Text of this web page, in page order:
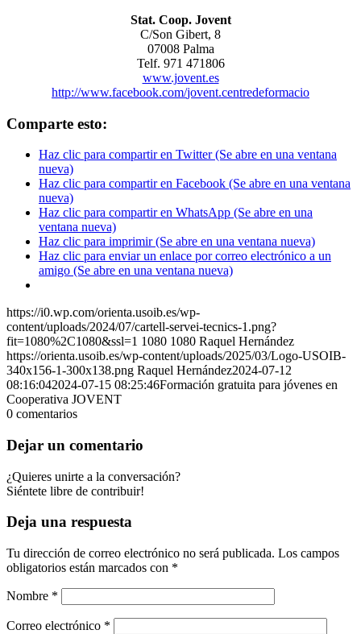
Stat. Coop. Jovent
C/Son Gibert, 8
07008 Palma
Telf. 971 471806
www.jovent.es
http://www.facebook.com/jovent.centredeformacio
Comparte esto:
Haz clic para compartir en Twitter (Se abre en una ventana
nueva)
Haz clic para compartir en Facebook (Se abre en una ventana
nueva)
Haz clic para compartir en WhatsApp (Se abre en una
ventana nueva)
Haz clic para imprimir (Se abre en una ventana nueva)
Haz clic para enviar un enlace por correo electrónico a un
amigo (Se abre en una ventana nueva)
https://i0.wp.com/orienta.usoib.es/wp-
content/uploads/2024/07/cartell-servei-tecnics-1.png?
fit=1080%2C1080&ssl=1 1080 1080 Raquel Hernández
https://orienta.usoib.es/wp-content/uploads/2025/03/Logo-USOIB-
340x156-1-300x138.png Raquel Hernández2024-07-12
08:16:042024-07-15 08:25:46Formación gratuita para jóvenes en
Cooperativa JOVENT
0 comentarios
Dejar un comentario
¿Quieres unirte a la conversación?
Siéntete libre de contribuir!
Deja una respuesta
Tu dirección de correo electrónico no será publicada. Los campos
obligatorios están marcados con *
Nombre *
Correo electrónico *